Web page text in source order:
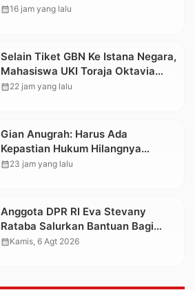
Kabupaten
calendar_month16 jam yang lalu
Selain Tiket GBN Ke Istana Negara,
Mahasiswa UKI Toraja Oktavia
juga Lolos ke Pekan Seni
calendar_month22 jam yang lalu
Gian Anugrah: Harus Ada
Kepastian Hukum Hilangnya
Stoner, Agar Keluarga tidak Larut
calendar_month23 jam yang lalu
Anggota DPR RI Eva Stevany
Rataba Salurkan Bantuan Bagi
Warga Terdampak Longsor di
calendar_monthKamis, 6 Agt 2026